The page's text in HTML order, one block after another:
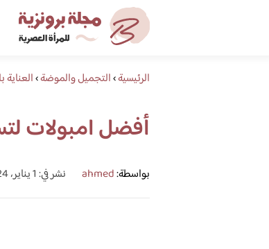
الرئيسية›التجميل والموضة›العناية
أفضل امبولات
بواسطة:ahmed نشر في: 1 يناير، 2024